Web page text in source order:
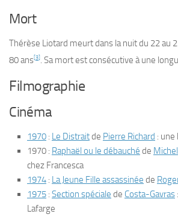
Mort
Thérèse Liotard meurt dans la nuit du 22 au
80 ans[3]. Sa mort est consécutive à une
Filmographie
Cinéma
1970 : Le Distraitde Pierre Richard : une
1970 : Raphaël ou le débauché de
chez Francesca
1974 : La Jeune Fille assassinée de
1975 : Section spéciale de Costa-Gavras
Lafarge